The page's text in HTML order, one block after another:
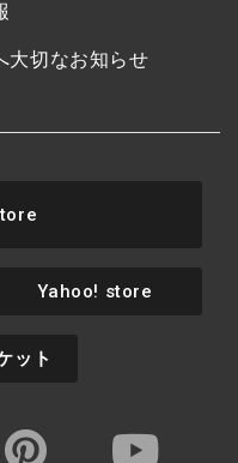
大切なお知らせ
Yahoo! store
ット